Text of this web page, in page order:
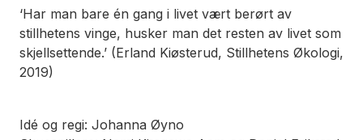
‘Har man bare én gang i livet vært berørt av
stillhetens vinge, husker man det resten av livet som
skjellsettende.’ (Erland Kiøsterud, Stillhetens Økologi,
2019)
Idé og regi: Johanna Øyno